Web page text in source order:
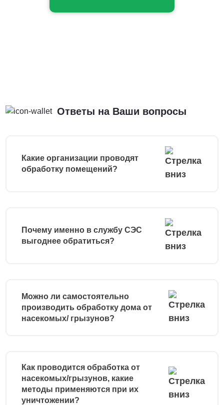
Ответы на Ваши вопросы
Какие организации проводят
обработку помещений?
Почему именно в службу СЭС
выгоднее обратиться?
Можно ли самостоятельно
производить обработку дома от
насекомых/ грызунов?
Как проводится обработка от
насекомых/грызунов, какие
методы применяются при их
уничтожении?